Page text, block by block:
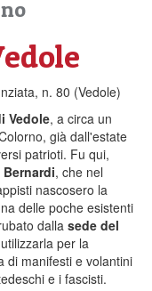
n. 80 (Vedole)
Vedole, a circa un
già dall'estate
patrioti. Fu qui,
Bernardi, che nel
nascosero la
delle poche esistenti
dalla sede del
per la
di manifesti e volantini
e i fascisti.